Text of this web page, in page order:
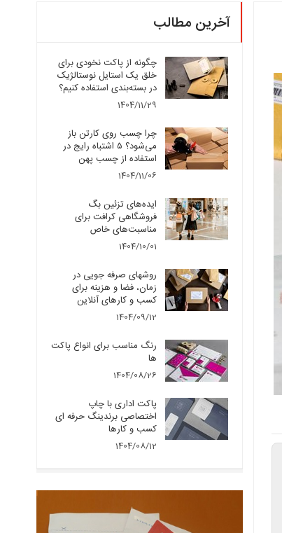
آخرین مطالب
چگونه از پاکت نخودی برای
خلق یک استایل نوستالژیک
در بسته‌بندی استفاده کنیم؟
1404/11/29
چرا چسب روی کارتن باز
می‌شود؟ ۵ اشتباه رایج در
استفاده از چسب پهن
1404/11/06
ایده‌های تزئین بگ
فروشگاهی کرافت برای
مناسبت‌های خاص
1404/10/01
روشهای صرفه جویی در
زمان، فضا و هزینه برای
کسب و کارهای آنلاین
1404/09/12
رنگ مناسب برای انواع پاکت
ها
1404/08/26
پاکت اداری با چاپ
اختصاصی برندینگ حرفه ای
کسب و کارها
1404/08/12